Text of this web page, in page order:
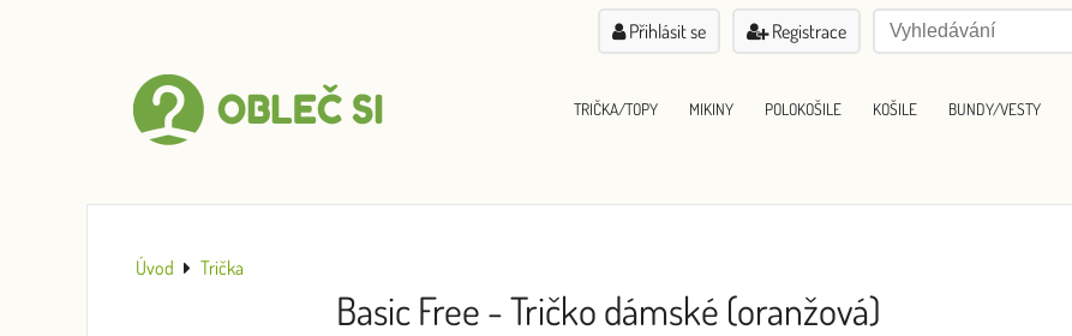
Přihlásit se Registrace
TRIČKA/TOPY MIKINY POLOKOŠILE KOŠILE BUNDY/VESTY
Úvod Trička
Basic Free - Tričko dámské (oranžová)